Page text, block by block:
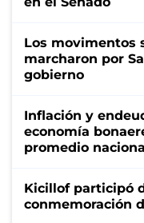
Los movimentos
marcharon por
gobierno
Inflación y
economía
promedio
Kicillof participó
conmemoración